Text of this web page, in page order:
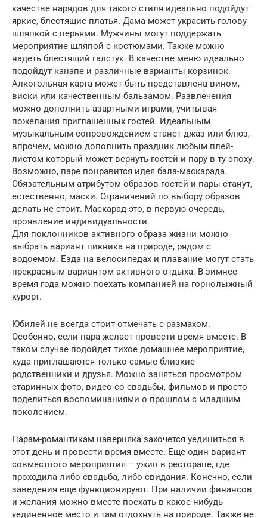
качестве нарядов для такого стиля идеально подойдут
яркие, блестящие платья. Дама может украсить голову
шляпкой с перьями. Мужчины могут поддержать
мероприятие шляпой с костюмами. Также можно
надеть блестящий галстук. В качестве меню идеально
подойдут канапе и различные варианты корзинок.
Алкогольная карта может быть представлена вином,
виски или качественным бальзамом. Развлечения
можно дополнить азартными играми, учитывая
пожелания приглашенных гостей. Идеальным
музыкальным сопровождением станет джаз или блюз,
впрочем, можно дополнить праздник любым плей-
листом который может вернуть гостей и пару в ту эпоху.
Возможно, паре понравится идея бала-маскарада.
Обязательным атрибутом образов гостей и пары станут,
естественно, маски. Ограничений по выбору образов
делать не стоит. Маскарад-это, в первую очередь,
проявление индивидуальности.
Для поклонников активного образа жизни можно
выбрать вариант пикника на природе, рядом с
водоемом. Езда на велосипедах и плавание могут стать
прекрасным вариантом активного отдыха. В зимнее
время года можно поехать компанией на горнолыжный
курорт.
Юбилей не всегда стоит отмечать с размахом.
Особенно, если пара желает провести время вместе. В
таком случае подойдет тихое домашнее мероприятие,
куда приглашаются только самые близкие
родственники и друзья. Можно заняться просмотром
старинных фото, видео со свадьбы, фильмов и просто
поделиться воспоминаниями о прошлом с младшим
поколением.
Парам-романтикам наверняка захочется уединиться в
этот день и провести время вместе. Еще один вариант
совместного мероприятия – ужин в ресторане, где
проходила либо свадьба, либо свидания. Конечно, если
заведения еще функционируют. При наличии финансов
и желания можно вместе поехать в какое-нибудь
уединенное место и там отдохнуть на природе. Также не